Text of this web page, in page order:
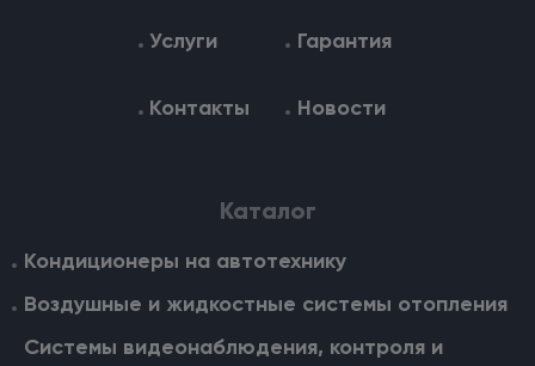
Услуги Гарантия
Контакты Новости
Каталог
Кондиционеры на автотехнику
Воздушные и жидкостные cистемы отопления
Системы видеонаблюдения, контроля и